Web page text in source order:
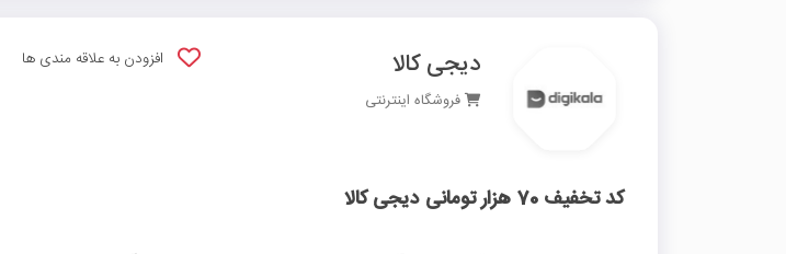
دیجی کالا
فروشگاه اینترنتی
افزودن به علاقه مندی ها
کد تخفیف 70 هزار تومانی دیجی کالا